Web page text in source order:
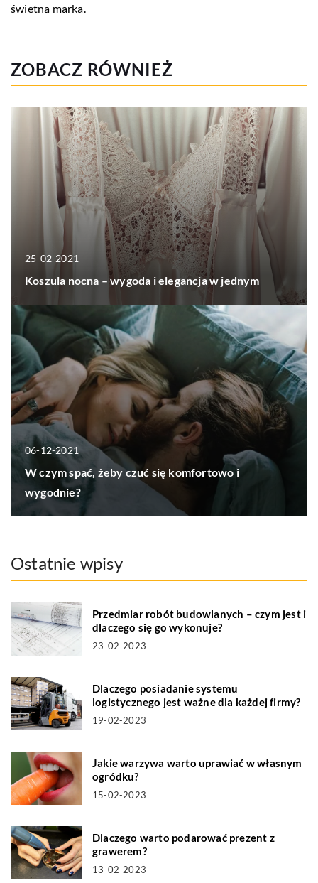
świetna marka.
ZOBACZ RÓWNIEŻ
25-02-2021
Koszula nocna – wygoda i elegancja w jednym
06-12-2021
W czym spać, żeby czuć się komfortowo i
wygodnie?
Ostatnie wpisy
Przedmiar robót budowlanych – czym jest i
dlaczego się go wykonuje?
23-02-2023
Dlaczego posiadanie systemu
logistycznego jest ważne dla każdej firmy?
19-02-2023
Jakie warzywa warto uprawiać w własnym
ogródku?
15-02-2023
Dlaczego warto podarować prezent z
grawerem?
13-02-2023